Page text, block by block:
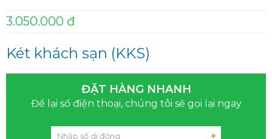
3.050.000 đ
Két khách sạn (KKS)
ĐẶT HÀNG NHANH
Để lại số điện thoại, chúng tôi sẽ gọi lại ngay